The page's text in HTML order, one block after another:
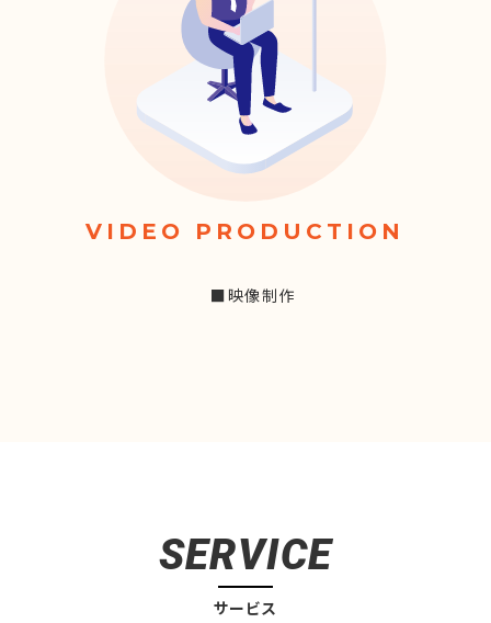
VIDEO PRODUCTION
■映像制作
SERVICE
サービス